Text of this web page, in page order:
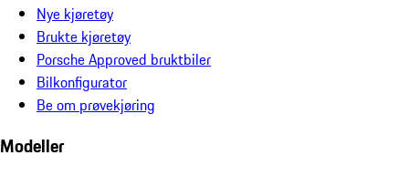
Nye kjøretøy
Brukte kjøretøy
Porsche Approved bruktbiler
Bilkonfigurator
Be om prøvekjøring
Modeller